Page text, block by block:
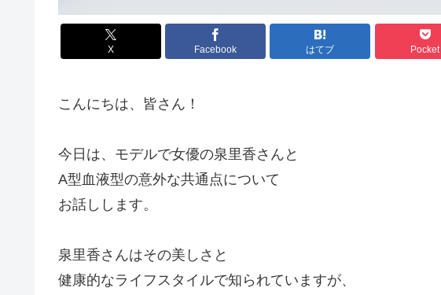
X Facebook はてブ Pocket
こんにちは、皆さん！
今日は、モデルで女優の泉里香さんと
A型血液型の意外な共通点について
お話しします。
泉里香さんはその美しさと
健康的なライフスタイルで知られていますが、